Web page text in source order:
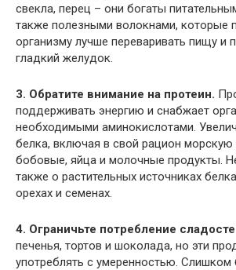
свекла, перец – они богаты
также полезными волокнами, которые
организму лучше переваривать пищу и
гладкий желудок.
3. Обратите внимание на протеин.
поддерживать энергию и снабжает
необходимыми аминокислотами.
белка, включая в свой рацион морскую
бобовые, яйца и молочные продукты.
также о растительных источниках
орехах и семенах.
4. Ограничьте потребление
печенья, тортов и шоколада, но эти
употреблять с умеренностью.